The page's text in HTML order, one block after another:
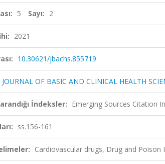
5 Sayı: 2
2021
10.30621/jbachs.855719
JOURNAL OF BASIC AND CLINICAL HEALTH
İndeksler: Emerging Sources Citation
ss.156-161
Cardiovascular drugs, Drug and